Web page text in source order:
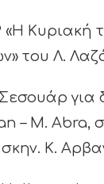
«Η Κυριακή
του Λ.
– M. Abra,
Κ.